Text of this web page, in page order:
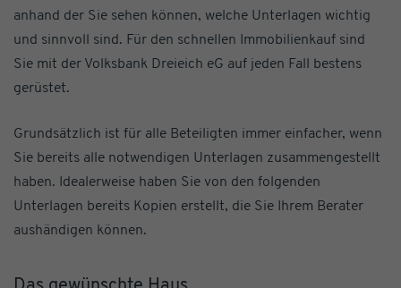
anhand der Sie sehen können, welche Unterlagen wichtig
und sinnvoll sind. Für den schnellen Immobilienkauf sind
Sie mit der Volksbank Dreieich eG auf jeden Fall bestens
gerüstet.
Grundsätzlich ist für alle Beteiligten immer einfacher, wenn
Sie bereits alle notwendigen Unterlagen zusammengestellt
haben. Idealerweise haben Sie von den folgenden
Unterlagen bereits Kopien erstellt, die Sie Ihrem Berater
aushändigen können.